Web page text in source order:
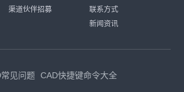
渠道伙伴招募
联系方式
新闻资讯
见问题 CAD快捷键命令大全